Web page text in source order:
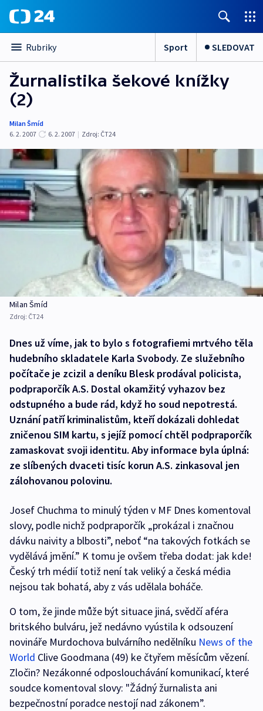
Rubriky Sport SLEDOVAT
Žurnalistika šekové knížky
(2)
Milan Šmíd
6. 2. 2007
6. 2. 2007 | Zdroj: ČT24
Milan Šmíd
Zdroj: ČT24
Dnes už víme, jak to bylo s fotografiemi mrtvého těla
hudebního skladatele Karla Svobody. Ze služebního
počítače je zcizil a deníku Blesk prodával policista,
podpraporčík A.S. Dostal okamžitý vyhazov bez
odstupného a bude rád, když ho soud nepotrestá.
Uznání patří kriminalistům, kteří dokázali dohledat
zničenou SIM kartu, s jejíž pomocí chtěl podpraporčík
zamaskovat svoji identitu. Aby informace byla úplná:
ze slíbených dvaceti tisíc korun A.S. zinkasoval jen
zálohovanou polovinu.
Josef Chuchma to minulý týden v MF Dnes komentoval
slovy, podle nichž podpraporčík „prokázal i značnou
dávku naivity a blbosti”, neboť “na takových fotkách se
vydělává jmění.” K tomu je ovšem třeba dodat: jak kde!
Český trh médií totiž není tak veliký a česká média
nejsou tak bohatá, aby z vás udělala boháče.
O tom, že jinde může být situace jiná, svědčí aféra
britského bulváru, jež nedávno vyústila k odsouzení
novináře Murdochova bulvárního nedělníku News of the
World Clive Goodmana (49) ke čtyřem měsícům vězení.
Zločin? Nezákonné odposlouchávání komunikací, které
soudce komentoval slovy: "Žádný žurnalista ani
bezpečnostní poradce nestojí nad zákonem”.